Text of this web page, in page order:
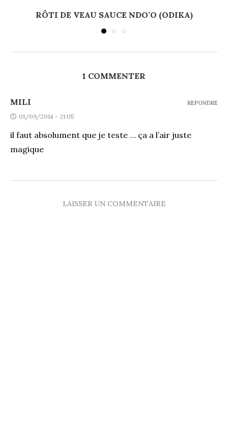
RÔTI DE VEAU SAUCE NDO’O (ODIKA)
1 COMMENTER
MILI
01/09/2014 - 21:05
il faut absolument que je teste … ça a l’air juste
magique
REPONDRE
LAISSER UN COMMENTAIRE